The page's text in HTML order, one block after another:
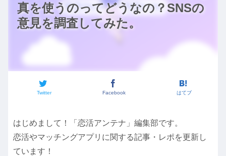
真を使うのってどうなの？SNSの
意見を調査してみた。
Twitter Facebook はてブ
はじめまして！「恋活アンテナ」編集部です。
恋活やマッチングアプリに関する記事・レポを更新し
ています！